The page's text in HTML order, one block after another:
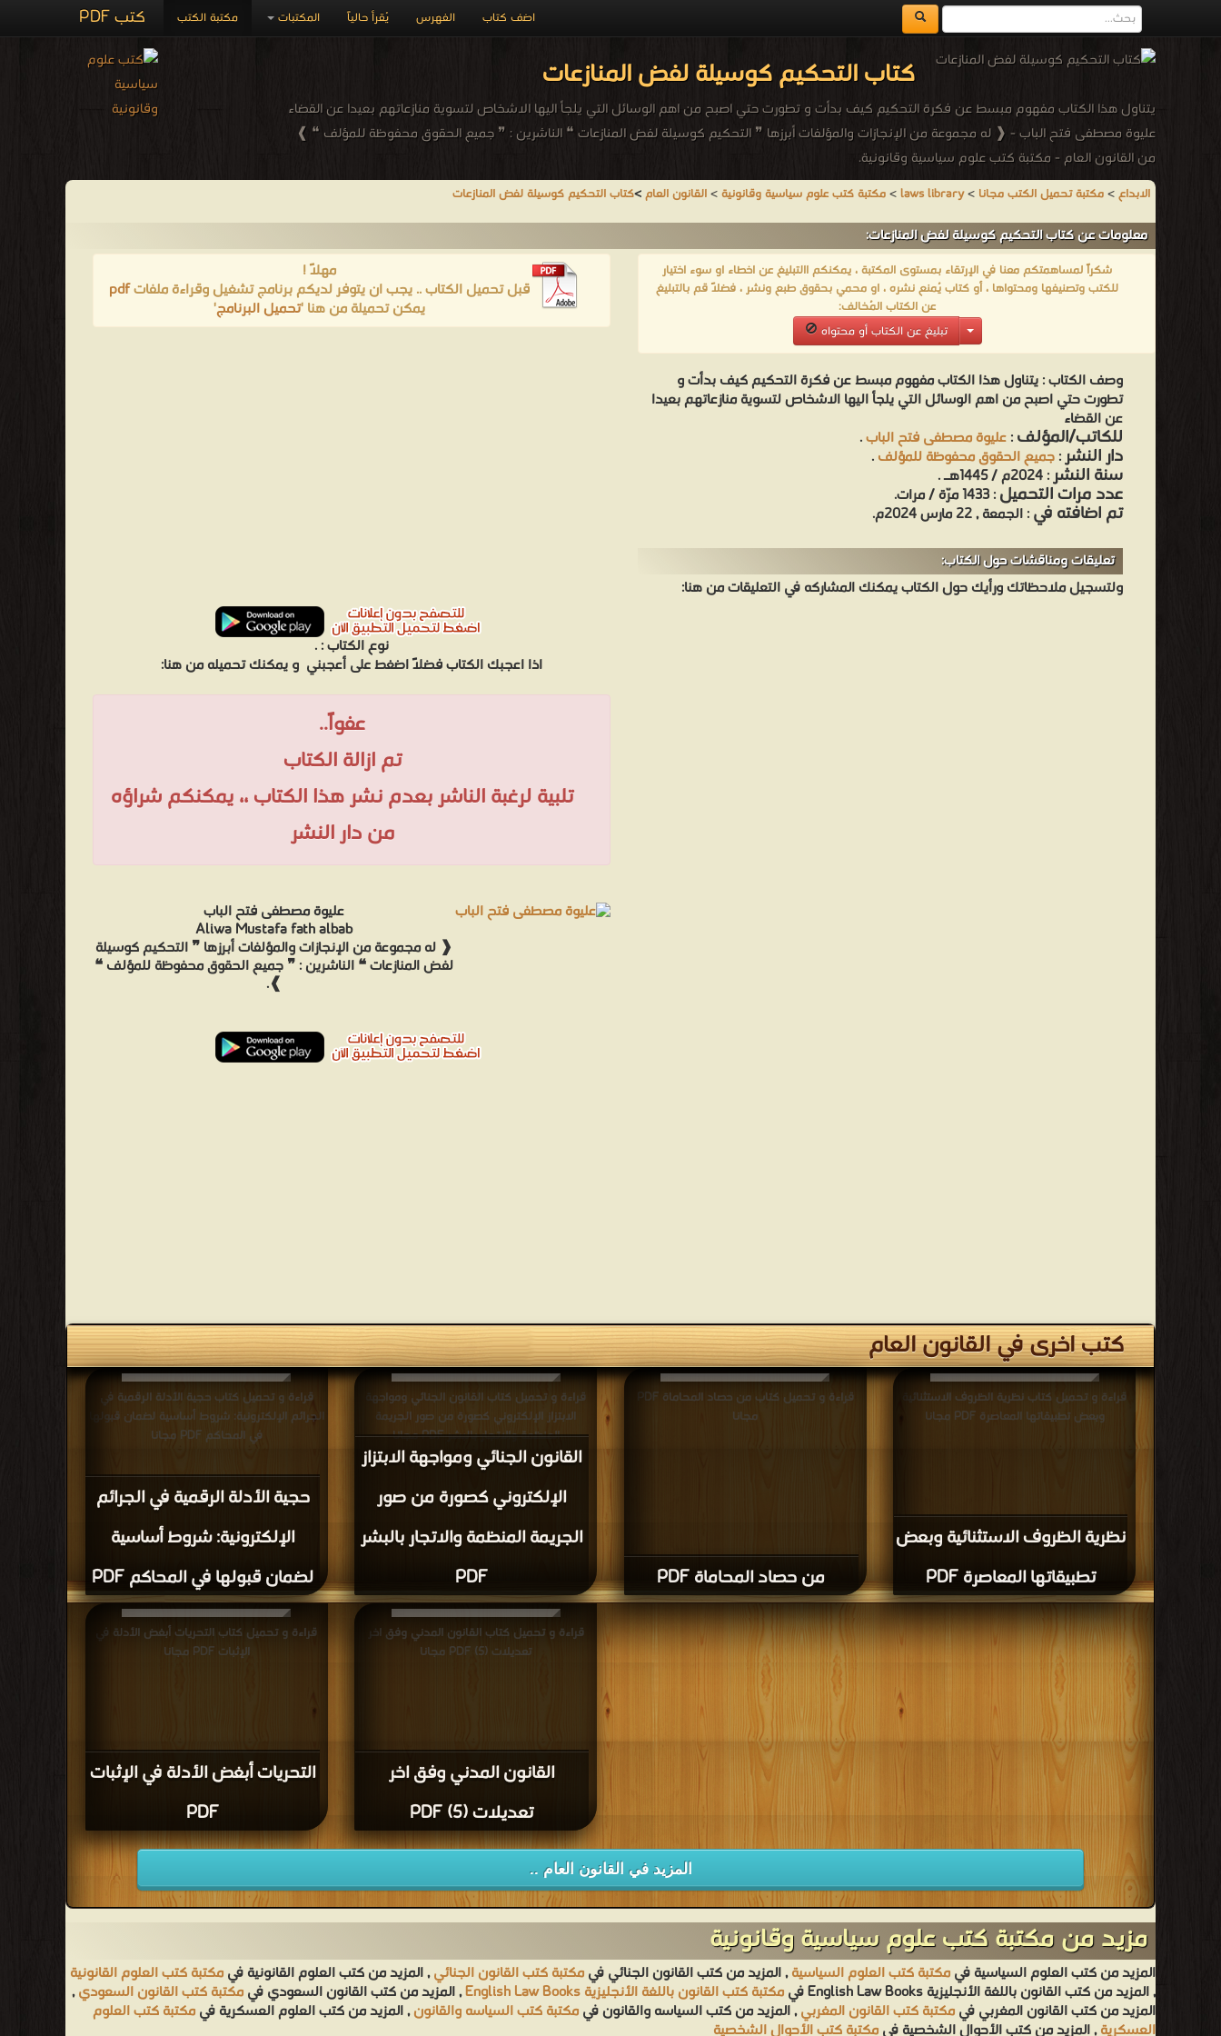
كتب PDF مكتبة الكتب المكتبات يُقرأ حالياً الفهرس اضف كتاب
كتاب التحكيم كوسيلة لفض المنازعات
يتناول هذا الكتاب مفهوم مبسط عن فكرة التحكيم كيف بدأت و تطورت حتي اصبح من اهم الوسائل التي يلجأ اليها الاشخاص لتسوية منازعاتهم بعيدا عن القضاء
عليوة مصطفى فتح الباب - ❰ له مجموعة من الإنجازات والمؤلفات أبرزها ❞ التحكيم كوسيلة لفض المنازعات ❝ الناشرين : ❞ جميع الحقوق محفوظة للمؤلف ❝ ❱
من القانون العام - مكتبة كتب علوم سياسية وقانونية.
الابداع>مكتبة تحميل الكتب مجانا >
laws library
>مكتبة كتب علوم سياسية وقانونية>القانون العام>كتاب التحكيم كوسيلة لفض المنازعات
معلومات عن كتاب التحكيم كوسيلة لفض المنازعات:
شكراً لمساهمتكم معنا في الإرتقاء بمستوى المكتبة ، يمكنكم االتبليغ عن اخطاء او سوء اختيار
للكتب وتصنيفها ومحتواها ، أو كتاب يُمنع نشره ، او محمي بحقوق طبع ونشر ، فضلاً قم بالتبليغ
عن الكتاب المُخالف:
تبليغ عن الكتاب أو محتواه
وصف الكتاب :يتناول هذا الكتاب مفهوم مبسط عن فكرة التحكيم كيف بدأت و
تطورت حتي اصبح من اهم الوسائل التي يلجأ اليها الاشخاص لتسوية منازعاتهم بعيدا
عن القضاء
للكاتب/المؤلف:عليوة مصطفى فتح الباب.
دار النشر:جميع الحقوق محفوظة للمؤلف.
سنة النشر: 2024م / 1445هـ .
عدد مرات التحميل: 1433 مرّة / مرات.
تم اضافته في: الجمعة , 22 مارس 2024م.
تعليقات ومناقشات حول الكتاب:
ولتسجيل ملاحظاتك ورأيك حول الكتاب يمكنك المشاركه في التعليقات من هنا:
مهلاً !
قبل تحميل الكتاب .. يجب ان يتوفر لديكم برنامج تشغيل وقراءة ملفاتpdf
يمكن تحميلة من هنا 'تحميل البرنامج'
نوع الكتاب :.
اذا اعجبك الكتاب فضلاً اضغط على أعجبني و يمكنك تحميله من هنا:
عفواً..
تم ازالة الكتاب
تلبية لرغبة الناشر بعدم نشر هذا الكتاب ،، يمكنكم شراؤه
من دار النشر
عليوة مصطفى فتح الباب
Aliwa Mustafa fath albab
❰ له مجموعة من الإنجازات والمؤلفات أبرزها ❞ التحكيم كوسيلة
لفض المنازعات ❝ الناشرين : ❞ جميع الحقوق محفوظة للمؤلف ❝
❱.
كتب اخرى في القانون العام
حجية الأدلة الرقمية في الجرائم
الإلكترونية: شروط أساسية
لضمان قبولها في المحاكم PDF
قراءة و تحميل كتاب حجية الأدلة الرقمية في
الجرائم الإلكترونية: شروط أساسية لضمان قبولها
في المحاكم PDF مجانا
القانون الجنائي ومواجهة الابتزاز
الإلكتروني كصورة من صور
الجريمة المنظمة والاتجار بالبشر
PDF
قراءة و تحميل كتاب القانون الجنائي ومواجهة
الابتزاز الإلكتروني كصورة من صور الجريمة
المنظمة والاتجار بالبشر PDF مجانا
من حصاد المحاماة PDF
قراءة و تحميل كتاب من حصاد المحاماة PDF
مجانا
نظرية الظروف الاستثنائية وبعض
تطبيقاتها المعاصرة PDF
قراءة و تحميل كتاب نظرية الظروف الاستثنائية
وبعض تطبيقاتها المعاصرة PDF مجانا
التحريات أبغض الأدلة في الإثبات
PDF
قراءة و تحميل كتاب التحريات أبغض الأدلة في
الإثبات PDF مجانا
القانون المدني وفق اخر
تعديلات (5) PDF
قراءة و تحميل كتاب القانون المدني وفق اخر
تعديلات (5) PDF مجانا
المزيد في القانون العام ..
مزيد من مكتبة كتب علوم سياسية وقانونية
المزيد من كتب العلوم السياسية فيمكتبة كتب العلوم السياسية, المزيد من كتب القانون الجنائي فيمكتبة كتب القانون الجنائي, المزيد من كتب العلوم القانونية فيمكتبة كتب العلوم القانونية
, المزيد من كتب القانون باللغة الأنجليزية English Law Books في مكتبة كتب القانون باللغة الأنجليزية English Law Books , المزيد من كتب القانون السعودي فيمكتبة كتب القانون السعودي,
المزيد من كتب القانون المغربي فيمكتبة كتب القانون المغربي, المزيد من كتب السياسه والقانون فيمكتبة كتب السياسه والقانون, المزيد من كتب العلوم العسكرية فيمكتبة كتب العلوم
العسكرية, المزيد من كتب الأحوال الشخصية فيمكتبة كتب الأحوال الشخصية